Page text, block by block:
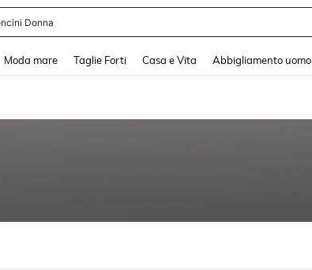
Donna
Moda mare Taglie Forti Casa e Vita Abbigliamento uomo